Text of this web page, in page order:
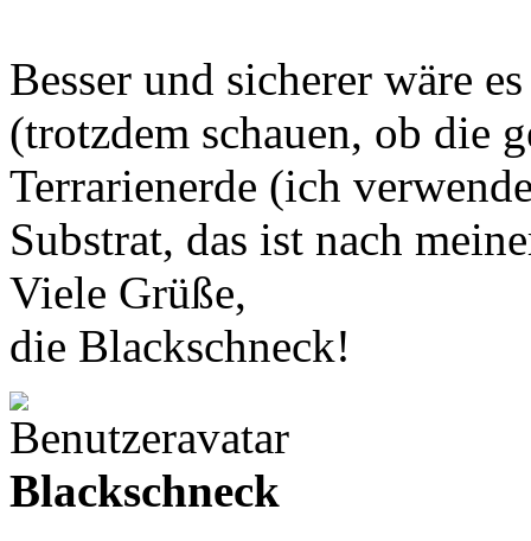
Besser und sicherer wäre
(trotzdem schauen, ob die
Terrarienerde (ich
Substrat, das ist nach
Viele Grüße,
die Blackschneck!
Blackschneck